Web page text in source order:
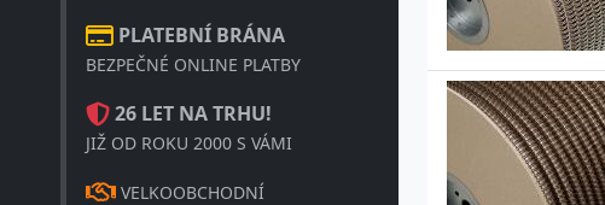
PLATEBNÍ BRÁNA
BEZPEČNÉ ONLINE PLATBY
26 LET NA TRHU!
JIŽ OD ROKU 2000 S VÁMI
VELKOOBCHODNÍ